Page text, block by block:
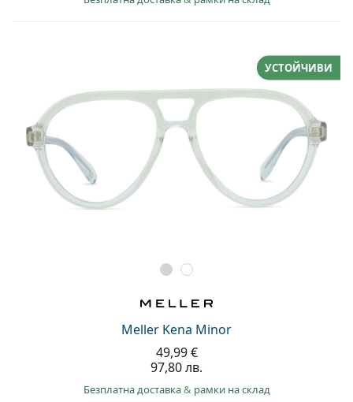
Meller Kena Minor
УСТОЙЧИВИ
49,99 €
97,80 лв.
Безплатна доставка& рамки на склад